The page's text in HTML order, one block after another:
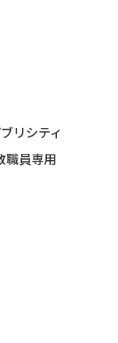
リシティ
職員専用